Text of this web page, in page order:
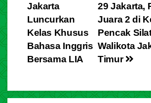
29 Jakarta,
Juara 2 di
Pencak
Walikota
Timur
Jakarta
Luncurkan
Kelas Khusus
Bahasa Inggris
Bersama LIA